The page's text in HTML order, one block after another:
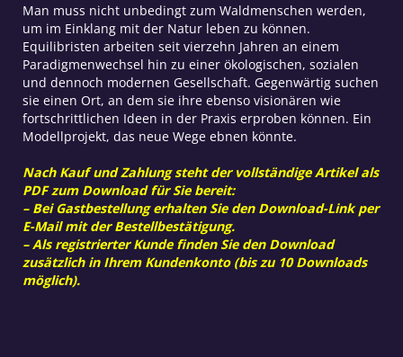
Man muss nicht unbedingt zum Waldmenschen werden,
um im Einklang mit der Natur leben zu können.
Equilibristen arbeiten seit vierzehn Jahren an einem
Paradigmenwechsel hin zu einer ökologischen, sozialen
und dennoch modernen Gesellschaft. Gegenwärtig suchen
sie einen Ort, an dem sie ihre ebenso visionären wie
fortschrittlichen Ideen in der Praxis erproben können. Ein
Modellprojekt, das neue Wege ebnen könnte.
Nach Kauf und Zahlung steht der vollständige Artikel als
PDF zum Download für Sie bereit:
– Bei Gastbestellung erhalten Sie den Download-Link per
E-Mail mit der Bestellbestätigung.
– Als registrierter Kunde finden Sie den Download
zusätzlich in Ihrem Kundenkonto (bis zu 10 Downloads
möglich).